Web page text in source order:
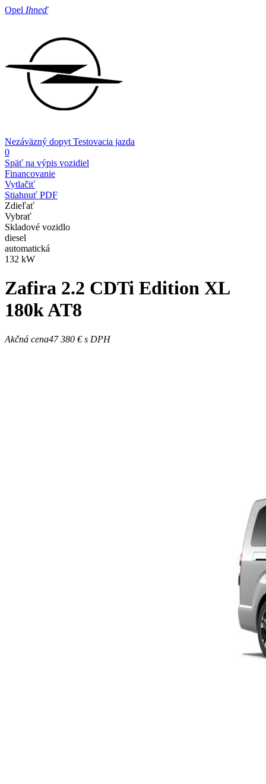
Opel Ihneď
Nezáväzný dopyt Testovacia jazda
0
Späť na výpis vozidiel
Financovanie
Vytlačiť
Stiahnuť PDF
Zdieľať
Vybrať
Skladové vozidlo
diesel
automatická
132 kW
Zafira 2.2 CDTi Edition XL
180k AT8
Akčná cena47 380 €s DPH